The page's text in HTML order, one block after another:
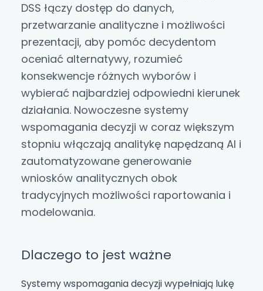
DSS łączy dostęp do danych,
przetwarzanie analityczne i możliwości
prezentacji, aby pomóc decydentom
oceniać alternatywy, rozumieć
konsekwencje różnych wyborów i
wybierać najbardziej odpowiedni kierunek
działania. Nowoczesne systemy
wspomagania decyzji w coraz większym
stopniu włączają analitykę napędzaną AI i
zautomatyzowane generowanie
wniosków analitycznych obok
tradycyjnych możliwości raportowania i
modelowania.
Dlaczego to jest ważne
Systemy wspomagania decyzji wypełniają lukę